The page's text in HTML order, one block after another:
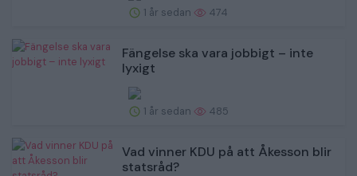
1 år sedan 474
Fängelse ska vara jobbigt – inte
lyxigt
1 år sedan 485
Vad vinner KDU på att Åkesson blir
statsråd?